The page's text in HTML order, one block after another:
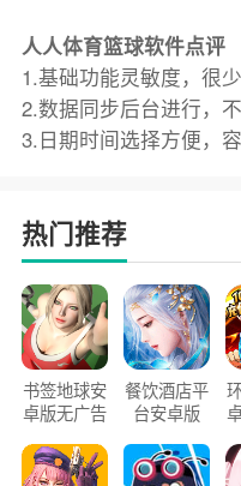
人人体育篮球软件点评
1.基础功能灵敏度，很
2.数据同步后台进行，
3.日期时间选择方便，
热门推荐
书签地球安
卓版无广告
餐饮酒店平
台安卓版